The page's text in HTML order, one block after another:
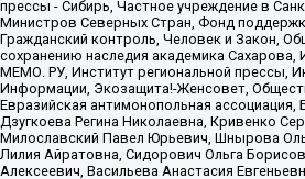
прессы - Сибирь, Частное учреждение в
Министров Северных Стран, Фонд
Гражданский контроль, Человек и Закон,
сохранению наследия академика Сахарова,
МЕМО. РУ, Институт региональной прессы,
Информации, Экозащита!-Женсовет,
Евразийская антимонопольная
Дзугкоева Регина Николаевна, Кривенко
Милославский Павел Юрьевич, Шнырова
Лилия Айратовна, Сидорович Ольга
Алексеевич, Васильева Анастасия